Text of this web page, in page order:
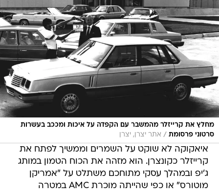
מחלץ את קרייזלר מהמשבר עם הקפדה על איכות ומככב בעשרות
סרטוני פרסומת / אתר יצרן, יצרן
איאקוקה לא שוקט על השמרים וממשיך לפתח את
קרייזלר כקונצרן. הוא מזהה את הכוח הטמון במותג
ג'יפ ובמהלך עסקי מתוחכם משתלט על "אמריקן
מוטורס" או כפי שהייתה מוכרת AMC במטרה